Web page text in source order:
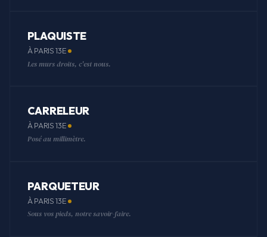
PLAQUISTE
À PARIS 13E
Les murs droits, c'est nous.
CARRELEUR
À PARIS 13E
Posé au millimètre.
PARQUETEUR
À PARIS 13E
Sous vos pieds, notre savoir-faire.